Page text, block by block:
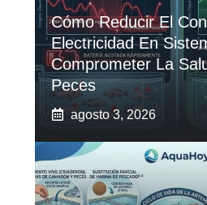
Cómo Reducir El
Electricidad En
Comprometer La
Peces
agosto 3, 2026